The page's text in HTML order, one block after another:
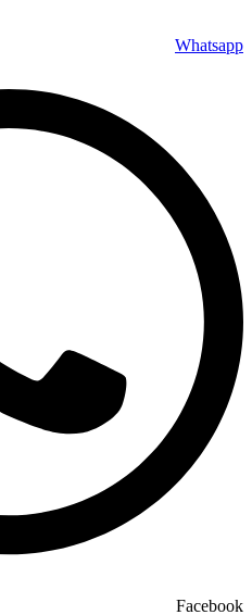
Whatsapp
Facebook